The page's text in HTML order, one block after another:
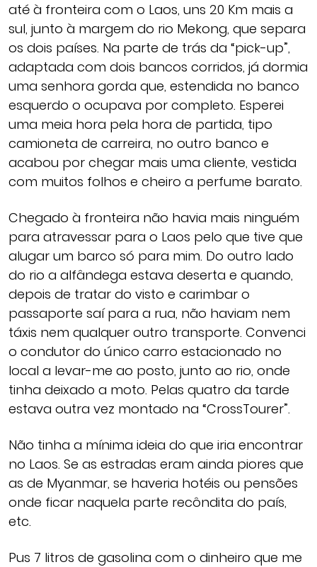
até à fronteira com o Laos, uns 20 Km mais a
sul, junto à margem do rio Mekong, que separa
os dois países. Na parte de trás da “pick-up”,
adaptada com dois bancos corridos, já dormia
uma senhora gorda que, estendida no banco
esquerdo o ocupava por completo. Esperei
uma meia hora pela hora de partida, tipo
camioneta de carreira, no outro banco e
acabou por chegar mais uma cliente, vestida
com muitos folhos e cheiro a perfume barato.
Chegado à fronteira não havia mais ninguém
para atravessar para o Laos pelo que tive que
alugar um barco só para mim. Do outro lado
do rio a alfândega estava deserta e quando,
depois de tratar do visto e carimbar o
passaporte saí para a rua, não haviam nem
táxis nem qualquer outro transporte. Convenci
o condutor do único carro estacionado no
local a levar-me ao posto, junto ao rio, onde
tinha deixado a moto. Pelas quatro da tarde
estava outra vez montado na “CrossTourer”.
Não tinha a mínima ideia do que iria encontrar
no Laos. Se as estradas eram ainda piores que
as de Myanmar, se haveria hotéis ou pensões
onde ficar naquela parte recôndita do país,
etc.
Pus 7 litros de gasolina com o dinheiro que me